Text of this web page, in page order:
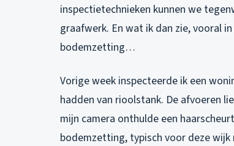
inspectietechnieken kunnen we
graafwerk. En wat ik dan zie, vooral
bodemzetting…
Vorige week inspecteerde ik een
hadden van rioolstank. De afvoeren
mijn camera onthulde een
bodemzetting, typisch voor deze